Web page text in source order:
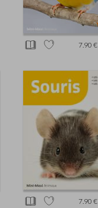
7.90 €
7.90 €